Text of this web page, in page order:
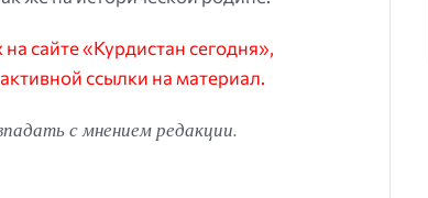
сайте «Курдистан сегодня»,
ссылки на материал.
с мнением редакции.